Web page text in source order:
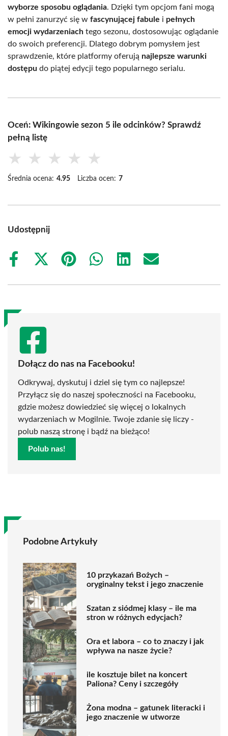
wyborze sposobu oglądania. Dzięki tym opcjom fani mogą
w pełni zanurzyć się w fascynującej fabule i pełnych
emocji wydarzeniach tego sezonu, dostosowując oglądanie
do swoich preferencji. Dlatego dobrym pomysłem jest
sprawdzenie, które platformy oferują najlepsze warunki
dostępu do piątej edycji tego popularnego serialu.
Oceń: Wikingowie sezon 5 ile odcinków? Sprawdź
pełną listę
★ ★ ★ ★ ★
Średnia ocena: 4.95 Liczba ocen: 7
Udostępnij
Share
Share
(Twitter)
Share
Share
Share
Share
Dołącz do nas na Facebooku!
Odkrywaj, dyskutuj i dziel się tym co najlepsze!
Przyłącz się do naszej społeczności na Facebooku,
gdzie możesz dowiedzieć się więcej o lokalnych
wydarzeniach w Mogilnie. Twoje zdanie się liczy -
polub naszą stronę i bądź na bieżąco!
Polub nas!
Podobne Artykuły
10 przykazań Bożych –
oryginalny tekst i jego znaczenie
Szatan z siódmej klasy – ile ma
stron w różnych edycjach?
Ora et labora – co to znaczy i jak
wpływa na nasze życie?
ile kosztuje bilet na koncert
Paliona? Ceny i szczegóły
Żona modna – gatunek literacki i
jego znaczenie w utworze